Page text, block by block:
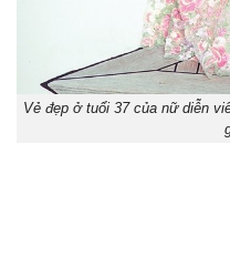
Vẻ đẹp ở tuổi 37 của nữ diễn